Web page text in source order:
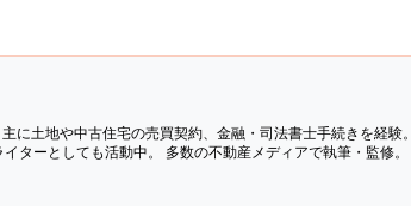
土地や中古住宅の売買契約、金融・司法書士手続きを経験。
ターとしても活動中。 多数の不動産メディアで執筆・監修。